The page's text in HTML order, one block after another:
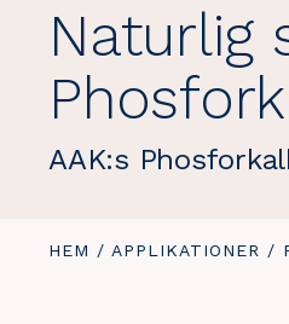
Naturlig
AAK:s
DU
HEM / APPLIKATIONER /